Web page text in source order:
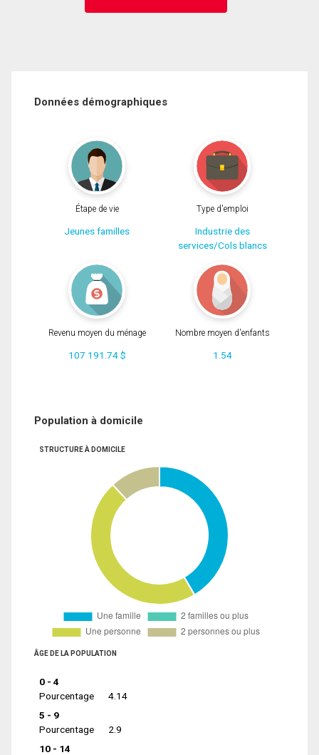
Données démographiques
Étape de vie
Jeunes familles
Type d'emploi
Industrie des
services/Cols blancs
Revenu moyen du ménage
107 191.74 $
Nombre moyen d'enfants
1.54
Population à domicile
STRUCTURE À DOMICILE
ÂGE DE LA POPULATION
0 - 4
Pourcentage
4.14
5 - 9
Pourcentage
2.9
10 - 14